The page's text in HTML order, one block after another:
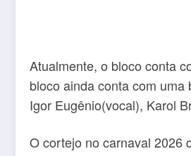
Atualmente, o bloco conta
bloco ainda conta com
Igor Eugênio(vocal), Karol
O cortejo no carnaval 2026